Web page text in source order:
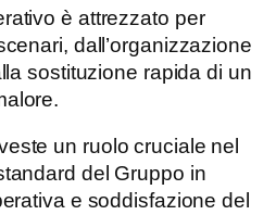
è attrezzato per
dall’organizzazione
sostituzione rapida di un
un ruolo cruciale nel
del Gruppo in
e soddisfazione del